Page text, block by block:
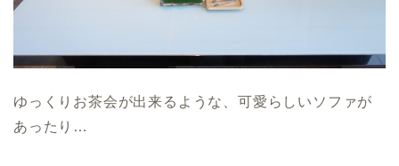
ゆっくりお茶会が出来るような、可愛らしいソファが
あったり…